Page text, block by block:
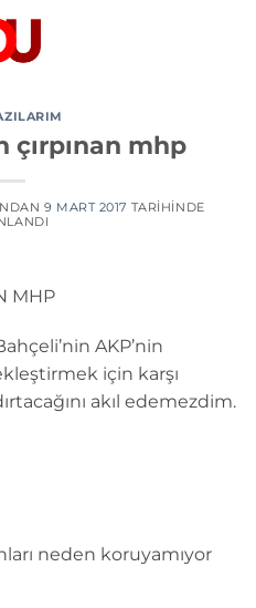
çırpınan mhp
9 MART 2017 TARIHINDE
MHP
AKP’nin
için karşı
akıl edemezdim.
neden koruyamıyor